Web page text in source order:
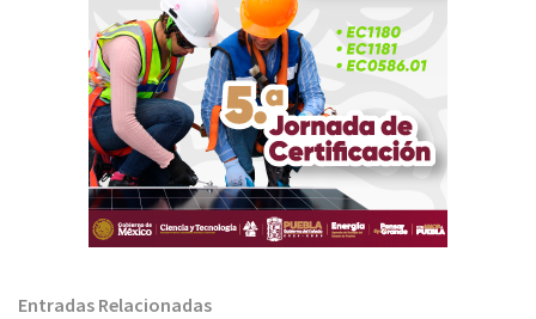
Entradas Relacionadas